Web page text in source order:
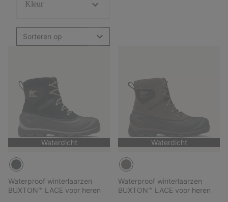
Kleur
Sorteren op
Waterdicht
Waterproof winterlaarzen
BUXTON™ LACE voor heren
Waterdicht
Waterproof winterlaarzen
BUXTON™ LACE voor heren